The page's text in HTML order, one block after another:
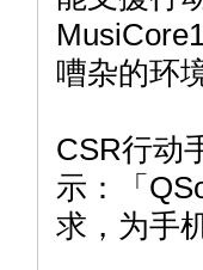
嘈杂的环
CSR行动
示：「
求，为手